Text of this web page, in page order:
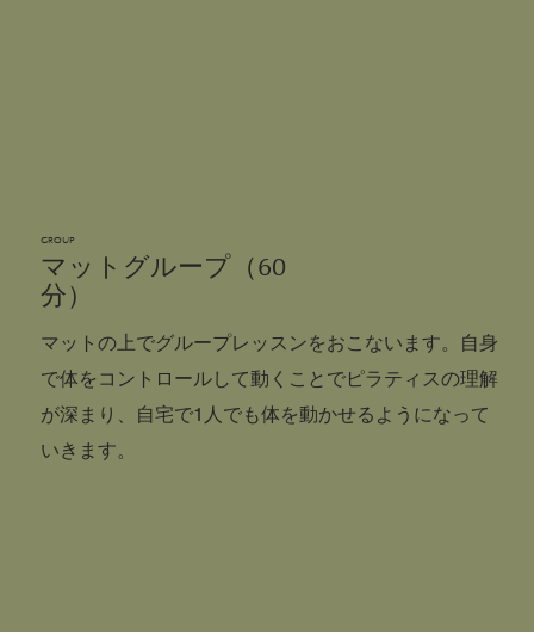
​GROUP
​マットグループ（60
分）
マットの上でグループレッスンをおこないます。自身
で体をコントロールして動くことでピラティスの理解
が深まり、自宅で1人でも体を動かせるようになって
いきます。